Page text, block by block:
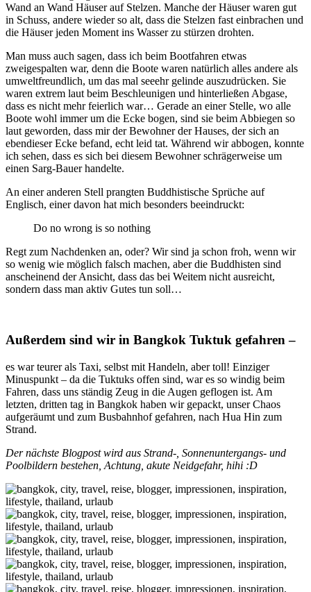
Wand an Wand Häuser auf Stelzen. Manche der Häuser waren gut
in Schuss, andere wieder so alt, dass die Stelzen fast einbrachen und
die Häuser jeden Moment ins Wasser zu stürzen drohten.
Man muss auch sagen, dass ich beim Bootfahren etwas
zweigespalten war, denn die Boote waren natürlich alles andere als
umweltfreundlich, um das mal seeehr gelinde auszudrücken. Sie
waren extrem laut beim Beschleunigen und hinterließen Abgase,
dass es nicht mehr feierlich war… Gerade an einer Stelle, wo alle
Boote wohl immer um die Ecke bogen, sind sie beim Abbiegen so
laut geworden, dass mir der Bewohner der Hauses, der sich an
ebendieser Ecke befand, echt leid tat. Während wir abbogen, konnte
ich sehen, dass es sich bei diesem Bewohner schrägerweise um
einen Sarg-Bauer handelte.
An einer anderen Stell prangten Buddhistische Sprüche auf
Englisch, einer davon hat mich besonders beeindruckt:
Do no wrong is so nothing
Regt zum Nachdenken an, oder? Wir sind ja schon froh, wenn wir
so wenig wie möglich falsch machen, aber die Buddhisten sind
anscheinend der Ansicht, dass das bei Weitem nicht ausreicht,
sondern dass man aktiv Gutes tun soll…
Außerdem sind wir in Bangkok Tuktuk gefahren –
es war teurer als Taxi, selbst mit Handeln, aber toll! Einziger
Minuspunkt – da die Tuktuks offen sind, war es so windig beim
Fahren, dass uns ständig Zeug in die Augen geflogen ist. Am
letzten, dritten tag in Bangkok haben wir gepackt, unser Chaos
aufgeräumt und zum Busbahnhof gefahren, nach Hua Hin zum
Strand.
Der nächste Blogpost wird aus Strand-, Sonnenuntergangs- und
Poolbildern bestehen, Achtung, akute Neidgefahr, hihi :D